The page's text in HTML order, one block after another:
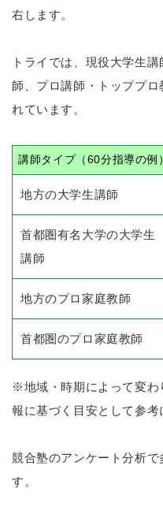
右します。
トライでは、現役大学生
師、プロ講師・トッププ
れています。
講師タイプ（60分指導の例
地方の大学生講師
首都圏有名大学の大学生
講師
地方のプロ家庭教師
首都圏のプロ家庭教師
※地域・時期によって変わ
報に基づく目安として参考
競合塾のアンケート分析
す。